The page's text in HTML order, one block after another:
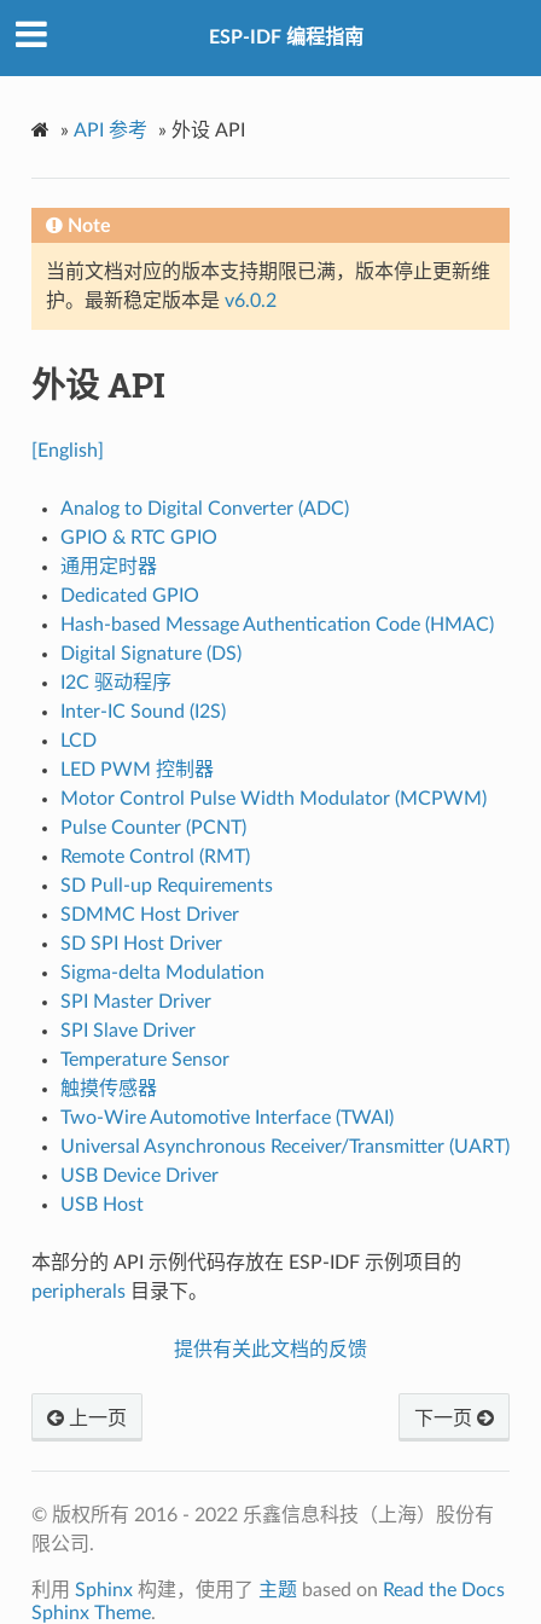
ESP-IDF 编程指南
» API 参考 » 外设 API
Note
当前文档对应的版本支持期限已满，版本停止更新维
护。最新稳定版本是 v6.0.2
外设 API
[English]
Analog to Digital Converter (ADC)
GPIO & RTC GPIO
通用定时器
Dedicated GPIO
Hash-based Message Authentication Code (HMAC)
Digital Signature (DS)
I2C 驱动程序
Inter-IC Sound (I2S)
LCD
LED PWM 控制器
Motor Control Pulse Width Modulator (MCPWM)
Pulse Counter (PCNT)
Remote Control (RMT)
SD Pull-up Requirements
SDMMC Host Driver
SD SPI Host Driver
Sigma-delta Modulation
SPI Master Driver
SPI Slave Driver
Temperature Sensor
触摸传感器
Two-Wire Automotive Interface (TWAI)
Universal Asynchronous Receiver/Transmitter (UART)
USB Device Driver
USB Host
本部分的 API 示例代码存放在 ESP-IDF 示例项目的
peripherals目录下。
提供有关此文档的反馈
上一页 下一页
© 版权所有 2016 - 2022 乐鑫信息科技（上海）股份有
限公司.
利用 Sphinx构建，使用了 主题 based on Read the Docs
Sphinx Theme.